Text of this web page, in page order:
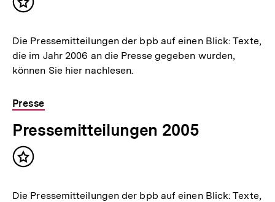
Inhalt
Die Pressemitteilungen der bpb auf einen Blick: Texte,
die im Jahr 2006 an die Presse gegeben wurden,
können Sie hier nachlesen.
Presse
Pressemitteilungen 2005
Inhalt
Die Pressemitteilungen der bpb auf einen Blick: Texte,